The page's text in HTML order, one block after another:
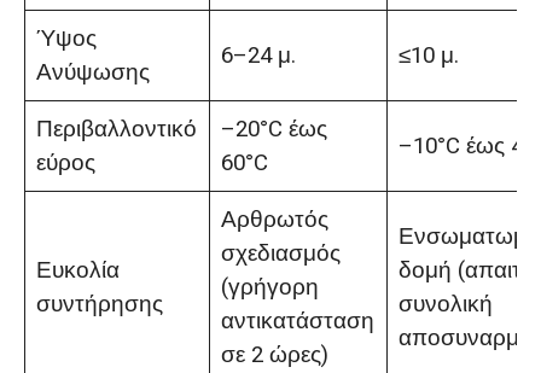
Ύψος
Ανύψωσης
6–24 μ. ≤10 μ.
Περιβαλλοντικό
εύρος
–20°C έως
60°C
–10°C έως
Ευκολία
συντήρησης
Αρθρωτός
σχεδιασμός
(γρήγορη
αντικατάσταση
σε 2 ώρες)
δομή
συνολική